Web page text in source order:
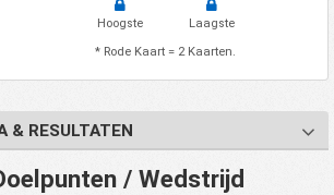
Hoogste
Laagste
* Rode Kaart = 2 Kaarten.
& RESULTATEN
/ Wedstrijd